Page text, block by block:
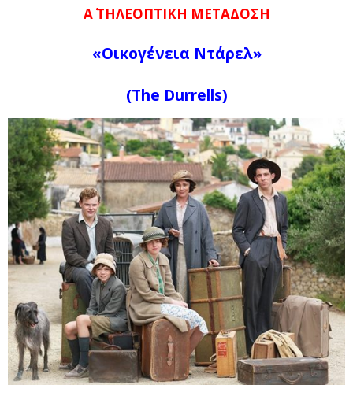
Α΄ ΤΗΛΕΟΠΤΙΚΗ ΜΕΤΑΔΟΣΗ
«Οικογένεια Ντάρελ»
(The Durrells)